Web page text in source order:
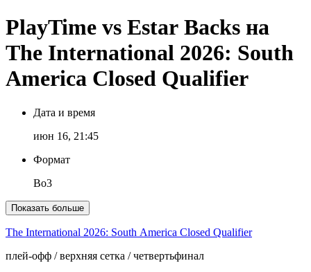
PlayTime vs Estar Backs на
The International 2026: South
America Closed Qualifier
Дата и время
июн 16, 21:45
Формат
Bo3
Показать больше
The International 2026: South America Closed Qualifier
плей-офф / верхняя сетка / четвертьфинал